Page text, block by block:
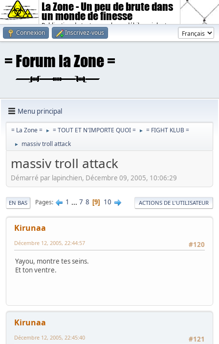
La Zone - Un peu de brute dans
un monde de finesse
Publication de textes sombres, débiles, violents.
Connexion
Inscrivez-vous
Menu principal
= La Zone = ► = TOUT ET N'IMPORTE QUOI = ► = FIGHT KLUB =
► massiv troll attack
massiv troll attack
Démarré par lapinchien, Décembre 09, 2005, 10:06:29
EN BAS Pages 1 ... 7 8 9 10 ACTIONS DE L'UTILISATEUR
Kirunaa
#120
Décembre 12, 2005, 22:44:57
Yayou, montre tes seins.
Et ton ventre.
Kirunaa
#121
Décembre 12, 2005, 22:45:40